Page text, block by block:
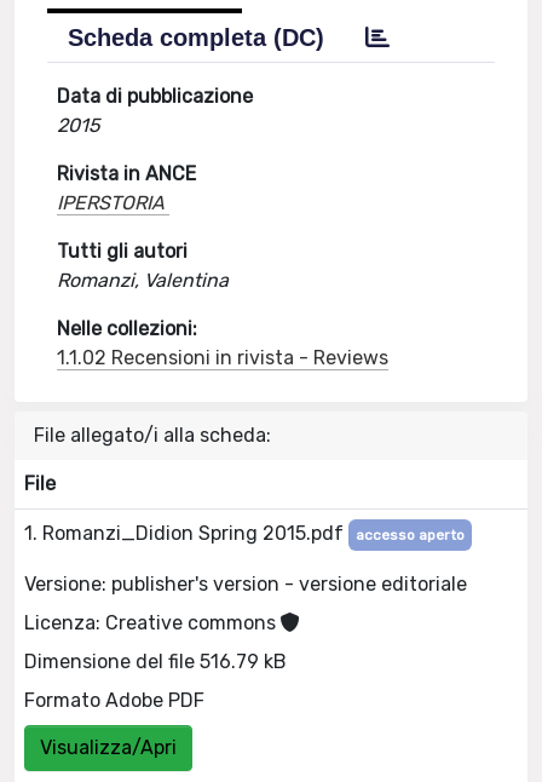
Scheda completa (DC)
Data di pubblicazione
2015
Rivista in ANCE
IPERSTORIA
Tutti gli autori
Romanzi, Valentina
Nelle collezioni:
1.1.02 Recensioni in rivista - Reviews
File allegato/i alla scheda:
File
1. Romanzi_Didion Spring 2015.pdf accesso aperto
Versione: publisher's version - versione editoriale
Licenza: Creative commons
Dimensione del file 516.79 kB
Formato Adobe PDF
Visualizza/Apri